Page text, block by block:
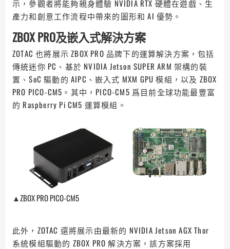
示，參觀者將能夠親身體驗 NVIDIA RTX 硬體在遊戲、生
產力和創意工作流程中帶來的圖形和 AI 優勢。
ZBOX PRO及嵌入式解決方案
ZOTAC 也將展示 ZBOX PRO 品牌下的運算解決方案，包括
傳統迷你 PC、基於 NVIDIA Jetson SUPER ARM 架構的裝
置、SoC 驅動的 AIPC、嵌入式 MXM GPU 模組，以及 ZBOX
PRO PICO-CM5。其中，PICO-CM5 爲目前全球功能最豐富
的 Raspberry Pi CM5 運算模組。
▲ZBOX PRO PICO-CM5
此外，ZOTAC 還將展示由最新的 NVIDIA Jetson AGX Thor
系統模組驅動的 ZBOX PRO 解決方案，該方案採用